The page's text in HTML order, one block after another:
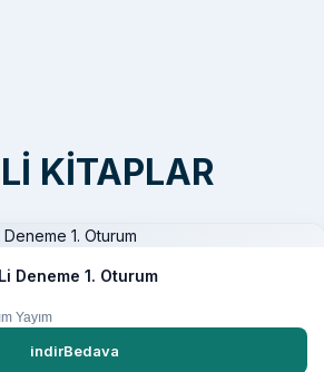
KITAPLAR
Deneme 1. Oturum
Yayım
indirBedava